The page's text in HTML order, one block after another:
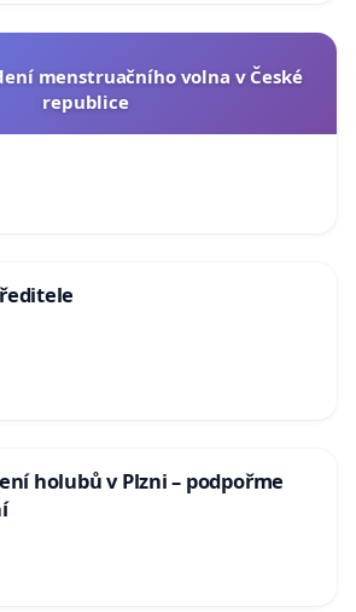
menstruačního volna v České
republice
holubů v Plzni – podpořme